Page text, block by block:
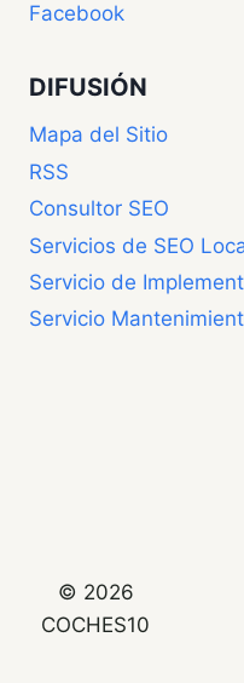
Facebook
DIFUSIÓN
Mapa del Sitio
RSS
Consultor SEO
Servicios de SEO
Servicio de
Servicio
© 2026
COCHES10